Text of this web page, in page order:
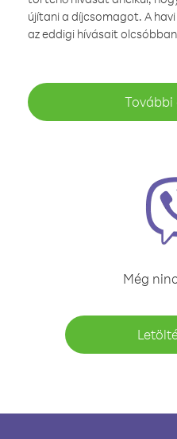
újítani a díjcsomagot. A
az eddigi hívásait
További
Még